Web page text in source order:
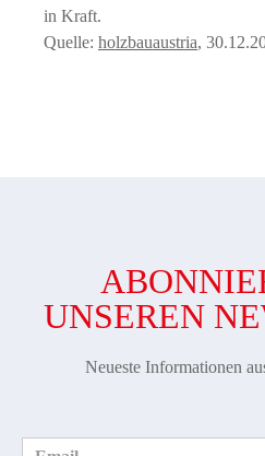
in Kraft.
Quelle: holzbauaustria,
UNSEREN
Neueste Informationen